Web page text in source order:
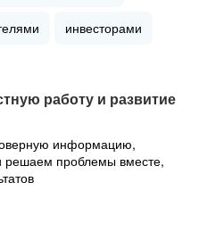
инвесторами
работу и развитие
информацию,
решаем проблемы вместе,